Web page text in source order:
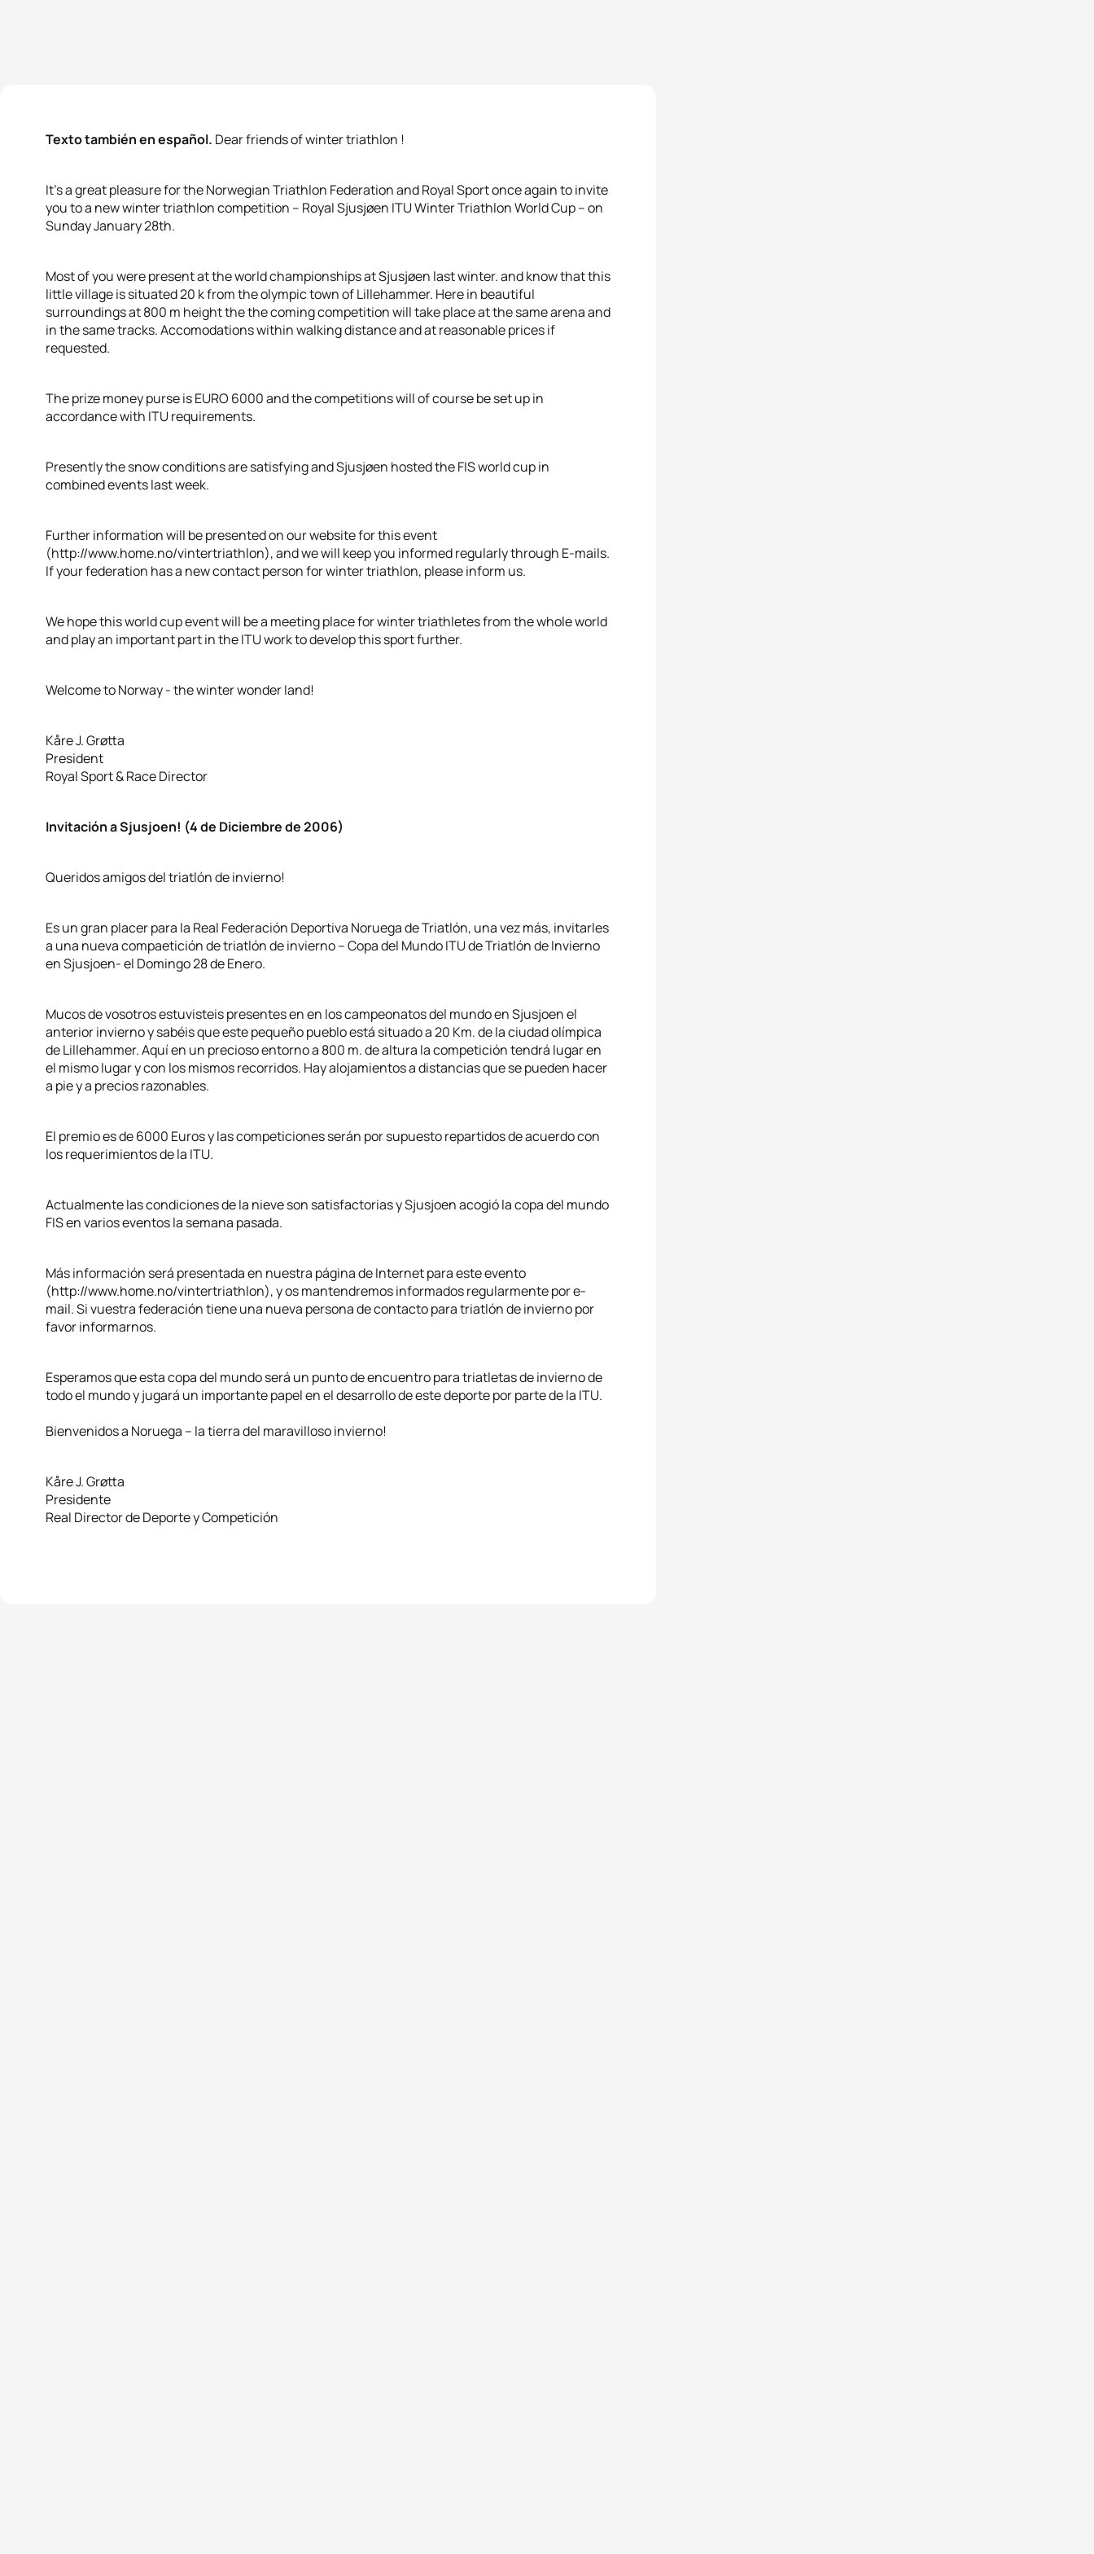
Texto también en español. Dear friends of winter triathlon !
It’s a great pleasure for the Norwegian Triathlon Federation and Royal Sport once again to invite
you to a new winter triathlon competition – Royal Sjusjøen ITU Winter Triathlon World Cup – on
Sunday January 28th.
Most of you were present at the world championships at Sjusjøen last winter. and know that this
little village is situated 20 k from the olympic town of Lillehammer. Here in beautiful
surroundings at 800 m height the the coming competition will take place at the same arena and
in the same tracks. Accomodations within walking distance and at reasonable prices if
requested.
The prize money purse is EURO 6000 and the competitions will of course be set up in
accordance with ITU requirements.
Presently the snow conditions are satisfying and Sjusjøen hosted the FIS world cup in
combined events last week.
Further information will be presented on our website for this event
(http://www.home.no/vintertriathlon), and we will keep you informed regularly through E-mails.
If your federation has a new contact person for winter triathlon, please inform us.
We hope this world cup event will be a meeting place for winter triathletes from the whole world
and play an important part in the ITU work to develop this sport further.
Welcome to Norway - the winter wonder land!
Kåre J. Grøtta
President
Royal Sport & Race Director
Invitación a Sjusjoen! (4 de Diciembre de 2006)
Queridos amigos del triatlón de invierno!
Es un gran placer para la Real Federación Deportiva Noruega de Triatlón, una vez más, invitarles
a una nueva compaetición de triatlón de invierno – Copa del Mundo ITU de Triatlón de Invierno
en Sjusjoen- el Domingo 28 de Enero.
Mucos de vosotros estuvisteis presentes en en los campeonatos del mundo en Sjusjoen el
anterior invierno y sabéis que este pequeño pueblo está situado a 20 Km. de la ciudad olímpica
de Lillehammer. Aquí en un precioso entorno a 800 m. de altura la competición tendrá lugar en
el mismo lugar y con los mismos recorridos. Hay alojamientos a distancias que se pueden hacer
a pie y a precios razonables.
El premio es de 6000 Euros y las competiciones serán por supuesto repartidos de acuerdo con
los requerimientos de la ITU.
Actualmente las condiciones de la nieve son satisfactorias y Sjusjoen acogió la copa del mundo
FIS en varios eventos la semana pasada.
Más información será presentada en nuestra página de Internet para este evento
(http://www.home.no/vintertriathlon), y os mantendremos informados regularmente por e-
mail. Si vuestra federación tiene una nueva persona de contacto para triatlón de invierno por
favor informarnos.
Esperamos que esta copa del mundo será un punto de encuentro para triatletas de invierno de
todo el mundo y jugará un importante papel en el desarrollo de este deporte por parte de la ITU.
Bienvenidos a Noruega – la tierra del maravilloso invierno!
Kåre J. Grøtta
Presidente
Real Director de Deporte y Competición